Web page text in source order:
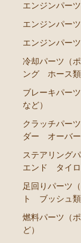
エンジンパ
エンジンパ
エンジンパ
エンジンパ
ブレーキパ
ト ホース
クラッチパ
ーズシリン
ステアリン
ツ ラック
燃料パーツ
ーゲージなど
エンジンパー
エンジンパー
エンジンパー
冷却パーツ（
ング ホース
ブレーキパー
など）
クラッチパー
ダー オーバ
ステアリング
エンド タイ
足回りパーツ
ト ブッシュ
燃料パーツ（
ど）